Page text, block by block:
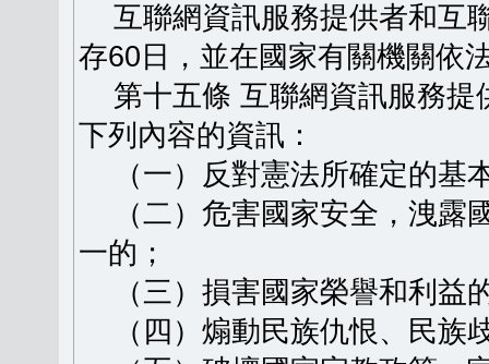
互聯網資訊服務提供者和互
存60日，並在國家有關機關依
第十五條 互聯網資訊服務提
下列內容的資訊：
（一）反對憲法所確定的基
（二）危害國家安全，洩露
一的；
（三）損害國家榮譽和利益
（四）煽動民族仇恨、民族